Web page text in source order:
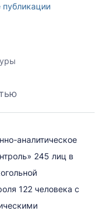
аналитическое
245 лиц в
122 человека с